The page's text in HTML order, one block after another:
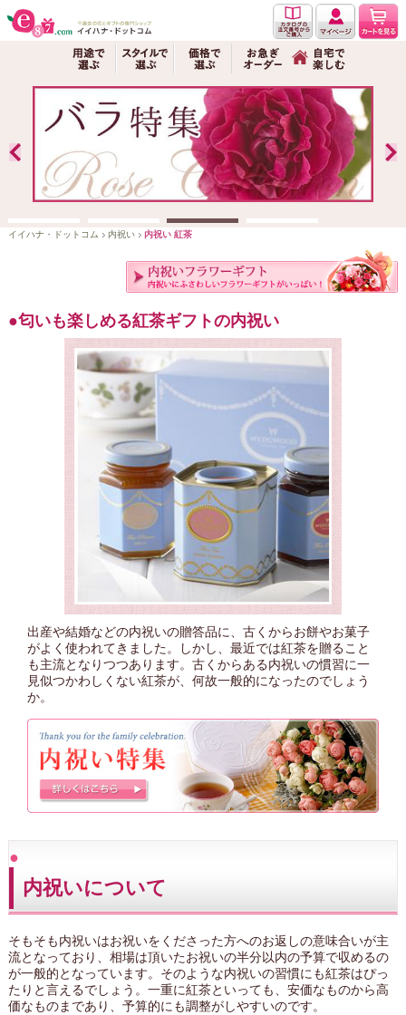
イイハナ・ドットコム 内祝い 内祝い 紅茶
匂いも楽しめる紅茶ギフトの内祝い
出産や結婚などの内祝いの贈答品に、古くからお餅やお菓子
がよく使われてきました。しかし、最近では紅茶を贈ること
も主流となりつつあります。古くからある内祝いの慣習に一
見似つかわしくない紅茶が、何故一般的になったのでしょう
か。
内祝いについて
そもそも内祝いはお祝いをくださった方へのお返しの意味合いが主
流となっており、相場は頂いたお祝いの半分以内の予算で収めるの
が一般的となっています。そのような内祝いの習慣にも紅茶はぴっ
たりと言えるでしょう。一重に紅茶といっても、安価なものから高
価なものまであり、予算的にも調整がしやすいのです。